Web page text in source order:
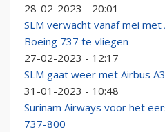
28-02-2023 - 20:01
SLM verwacht vanaf mei
Boeing 737 te vliegen
27-02-2023 - 12:17
SLM gaat weer met Airbus
31-01-2023 - 10:48
Surinam Airways voor het
737-800